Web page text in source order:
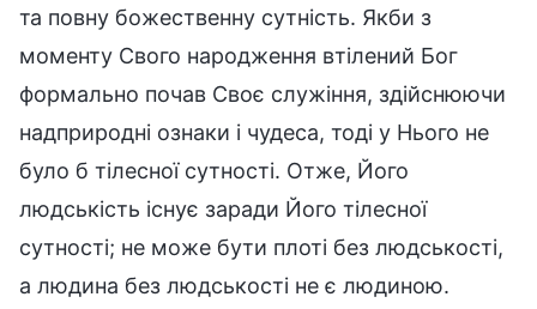
та повну божественну сутність. Якби з
моменту Свого народження втілений Бог
формально почав Своє служіння, здійснюючи
надприродні ознаки і чудеса, тоді у Нього не
було б тілесної сутності. Отже, Його
людськість існує заради Його тілесної
сутності; не може бути плоті без людськості,
а людина без людськості не є людиною.